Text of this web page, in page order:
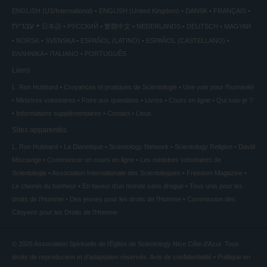
ENGLISH (US/International) ENGLISH (United Kingdom) DANSK FRANÇAIS
עברית 日本語 РУССКИЙ 繁體中文 NEDERLANDS DEUTSCH
MAGYAR
NORSK
SVENSKA ESPAÑOL (LATINO)
ESPAÑOL (CASTELLANO)
ΕΛΛΗΝΙΚA
ITALIANO PORTUGUÊS
Liens
L. Ron Hubbard Croyances et pratiques de Scientologie
Une voix pour l’humanité
Ministres volontaires
Foire aux questions Livres Cours en ligne
Qui suis-je ?
Informations supplémentaires
Contact Lieux
Sites apparentés
L. Ron Hubbard La Dianétique Scientology Network Scientology Religion
David
Miscavige
Commencer un cours en ligne
Les ministres volontaires de
Scientologie
Association Internationale des Scientologues
Freedom Magazine
Le chemin du bonheur
En faveur d’un monde sans drogue
Tous unis pour les
droits de l’Homme
Des jeunes pour les droits de l’Homme
Commission des
Citoyens pour les Droits de l’Homme
© 2026 Association Spirituelle de l’Église de Scientology Nice Côte d’Azur. Tous
droits de reproduction et d’adaptation réservés. Avis de confidentialité • Politique en